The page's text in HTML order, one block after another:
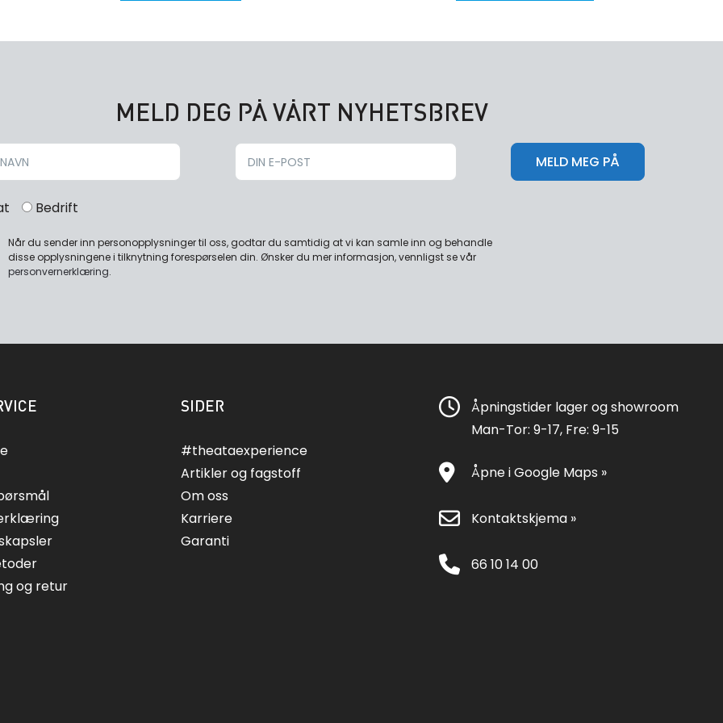
MELD DEG PÅ VÅRT NYHETSBREV
Bedrift
Når du sender inn personopplysninger til oss, godtar du samtidig at vi kan samle inn og behandle
disse opplysningene i tilknytning forespørselen din. Ønsker du mer informasjon, vennligst se vår
personvernerklæring.
og retur
SIDER
#theataexperience
Artikler og fagstoff
Om oss
Karriere
Garanti
Åpningstider lager og showroom
Man-Tor: 9-17, Fre: 9-15
Åpne i Google Maps »
Kontaktskjema »
66 10 14 00